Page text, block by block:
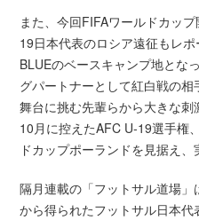
また、今回FIFAワールドカッ
19日本代表のロシア遠征もレ
BLUEのベースキャンプ地とな
グパートナーとして紅白戦の
舞台に挑む先輩らから大きな刺
10月に控えたAFC U-19選手権
ドカップポーランドを見据え、
隔月連載の「フットサル道場
から得られたフットサル日本